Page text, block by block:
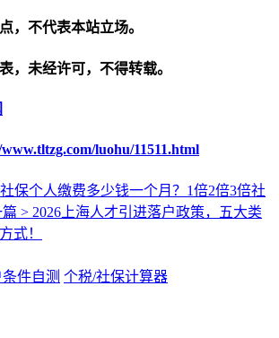
，不代表本站立场。
，未经许可，不得转载。
luohu/11511.html
保个人缴费多少钱一个月？1倍2倍3倍社
> 2026上海人才引进落户政策，五大类
式！
件自测 个税/社保计算器